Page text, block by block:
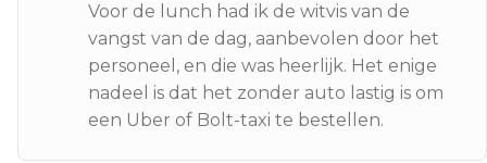
Voor de lunch had ik de witvis van de
vangst van de dag, aanbevolen door het
personeel, en die was heerlijk. Het enige
nadeel is dat het zonder auto lastig is om
een ​​Uber of Bolt-taxi te bestellen.